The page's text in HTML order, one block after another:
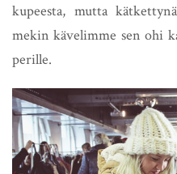
kupeesta, mutta
mekin kävelimme sen ohi
perille.